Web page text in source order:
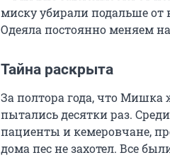
миску убирали подальше от
Одеяла постоянно меняем
Тайна раскрыта
За полтора года, что Мишка
пытались десятки раз.
пациенты и кемеровчане,
дома пес не захотел. Все